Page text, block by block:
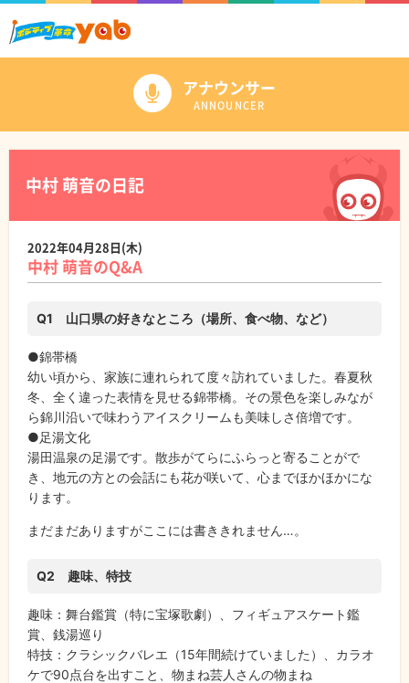
アナウンサー
ANNOUNCER
中村 萌音の日記
2022年04月28日(木)
中村 萌音のQ&A
Q1 山口県の好きなところ（場所、食べ物、など）
●錦帯橋
幼い頃から、家族に連れられて度々訪れていました。春夏秋
冬、全く違った表情を見せる錦帯橋。その景色を楽しみなが
ら錦川沿いで味わうアイスクリームも美味しさ倍増です。
●足湯文化
湯田温泉の足湯です。散歩がてらにふらっと寄ることがで
き、地元の方との会話にも花が咲いて、心までほかほかにな
ります。
まだまだありますがここには書ききれません…。
Q2 趣味、特技
趣味：舞台鑑賞（特に宝塚歌劇）、フィギュアスケート鑑
賞、銭湯巡り
特技：クラシックバレエ（15年間続けていました）、カラオ
ケで90点台を出すこと、物まね芸人さんの物まね